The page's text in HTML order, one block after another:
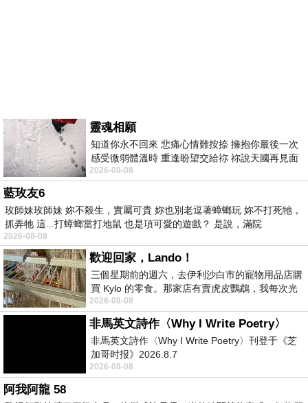
靈魂相願
知道你永不回來 悲痛心情難按捺 擁抱你最後一次
感受微弱體溫時 重逢盼望交給祢 祢說天國再見面
此刻忍淚說別離 他日靈魂再
2026-08-08
藍玫友6
玫師妹玫師妹 妳不殺生，實屬可貴 妳也別老逗著蟑螂玩 妳不打死牠，
抓弄牠 這...打蟑螂當打地鼠 也是項可愛的遊戲？ 是說，滿院
2026-08-08
歡迎回家，Lando！
三個星期前的週六，去伊利沙白市的寵物用品店購
買 Kylo 的零食。那家店有賣虎皮鸚鵡，我每次光
顧都會去看一下。他們偶爾會引進 C
2026-08-08
非馬英文詩作〈Why I Write Poetry〉
非馬英文詩作〈Why I Write Poetry〉刊登于《芝
加哥时报》2026.8.7
2026-08-08
阿我阿龍 58